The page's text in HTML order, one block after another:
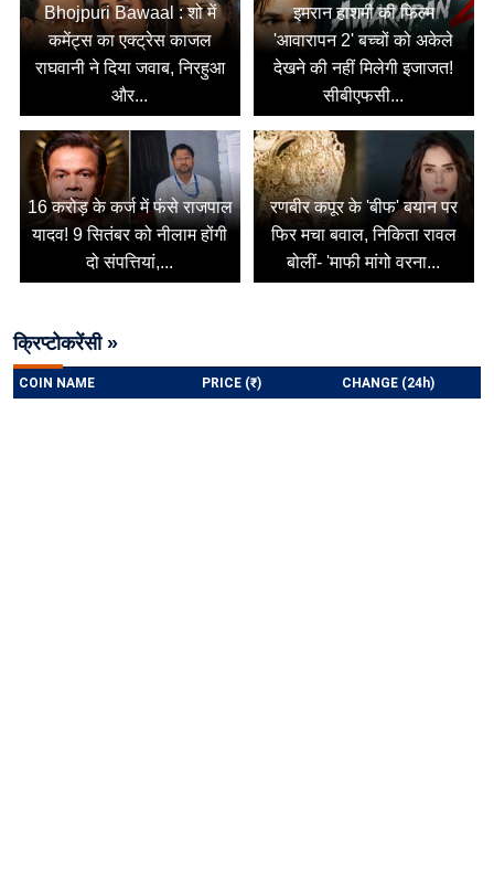
Bhojpuri Bawaal : शो में
कमेंट्स का एक्ट्रेस काजल
राघवानी ने दिया जवाब, निरहुआ
और...
इमरान हाशमी की फिल्म
'आवारापन 2' बच्चों को अकेले
देखने की नहीं मिलेगी इजाजत!
सीबीएफसी...
16 करोड़ के कर्ज में फंसे राजपाल
यादव! 9 सितंबर को नीलाम होंगी
दो संपत्तियां,...
रणबीर कपूर के 'बीफ' बयान पर
फिर मचा बवाल, निकिता रावल
बोलीं- 'माफी मांगो वरना...
क्रिप्टोकरेंसी »